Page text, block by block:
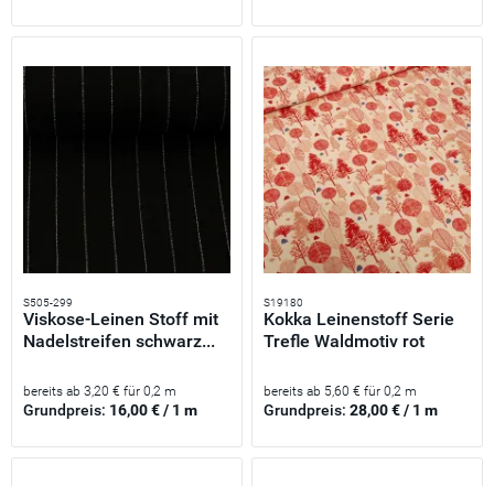
S505-299
Viskose-Leinen Stoff mit
Nadelstreifen schwarz...
bereits ab 3,20 € für 0,2 m
Grundpreis: 16,00 € / 1 m
S19180
Kokka Leinenstoff Serie
Trefle Waldmotiv rot
bereits ab 5,60 € für 0,2 m
Grundpreis:28,00 € / 1 m